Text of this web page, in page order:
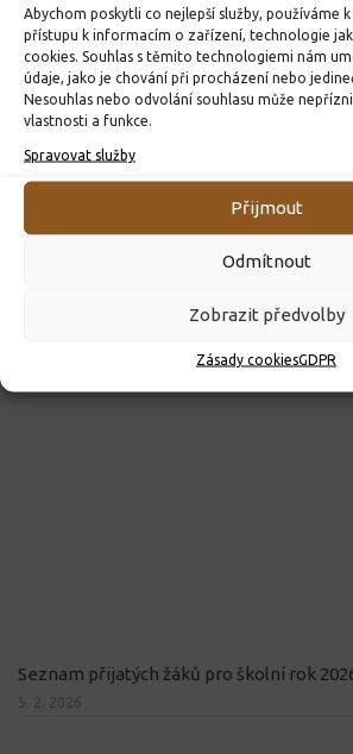
Abychom poskytli co nejlepší služby, používáme
přístupu k informacím o zařízení, technologie
cookies. Souhlas s těmito technologiemi nám
údaje, jako je chování při procházení nebo
Nesouhlas nebo odvolání souhlasu může
vlastnosti a funkce.
Spravovat služby
Přijmout
Odmítnout
Zobrazit předvolby
Zásady cookiesGDPR
ROZHODNUTÍ O PŘIJETÍ K
PRO ROK 2026
Seznam přijatých žáků pro školní rok
5. 2. 2026